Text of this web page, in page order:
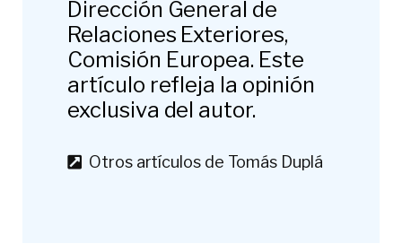
Dirección General de
Relaciones Exteriores,
Comisión Europea. Este
artículo refleja la opinión
exclusiva del autor.
Otros artículos de Tomás Duplá